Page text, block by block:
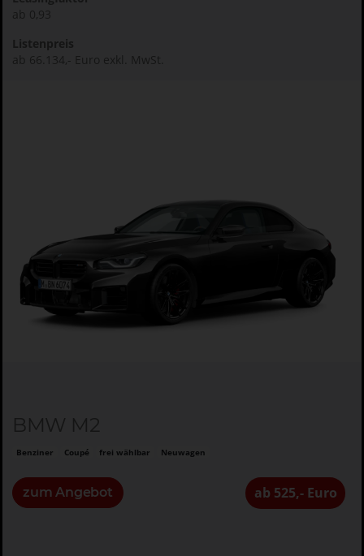
ab 0,93
Listenpreis
ab 66.134,- Euro exkl. MwSt.
BMW M2
Benziner Coupé frei wählbar Neuwagen
zum Angebot ab 525,- Euro